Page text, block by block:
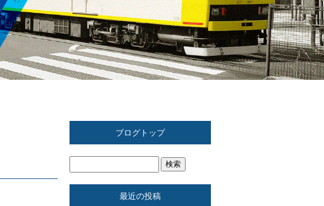
ブログトップ
最近の投稿